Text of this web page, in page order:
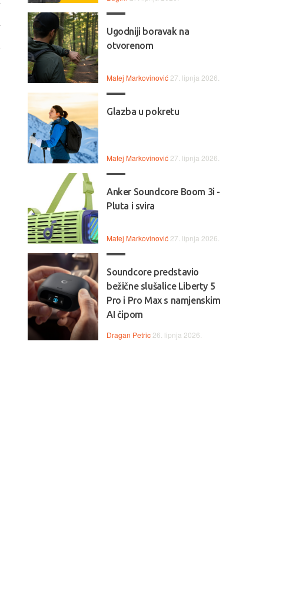
Ugodniji boravak na
otvorenom
Matej Markovinović 27. lipnja 2026.
Glazba u pokretu
Matej Markovinović 27. lipnja 2026.
Anker Soundcore Boom 3i -
Pluta i svira
Matej Markovinović 27. lipnja 2026.
Soundcore predstavio
bežične slušalice Liberty 5
Pro i Pro Max s namjenskim
AI čipom
Dragan Petric 26. lipnja 2026.